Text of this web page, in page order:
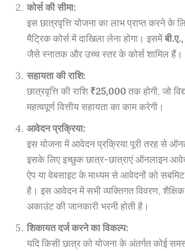
कोर्स की सीमा:
इस छात्रवृत्ति योजना का लाभ प्राप्त करने के
मैट्रिक कोर्स में दाखिला लेना होगा। इसमें
जैसे स्नातक और उच्च स्तर के कोर्स शामिल हैं।
सहायता की राशि:
छात्रवृत्ति की राशि ₹25,000तक होगी, जो
महत्वपूर्ण वित्तीय सहायता का काम करेगी।
आवेदन प्रक्रिया:
इस योजना में आवेदन प्रक्रिया पूरी तरह से
इसके लिए इच्छुक छात्र-छात्राएं ऑनलाइन
ऐप या वेबसाइट के माध्यम से आवेदनों को
है। इस आवेदन में सभी व्यक्तिगत विवरण,
अकाउंट की जानकारी भरनी होती है।
शिकायत दर्ज करने का विकल्प:
यदि किसी छात्र को योजना के अंतर्गत कोई